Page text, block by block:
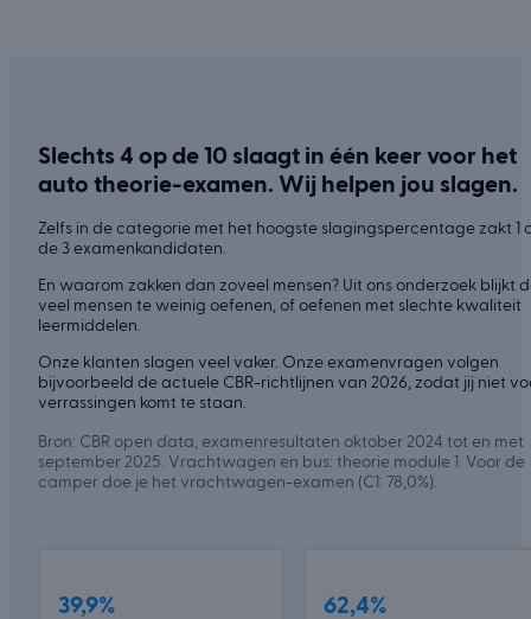
Slechts 4 op de 10 slaagt in één keer voor het
auto theorie-examen. Wij helpen jou slagen.
Zelfs in de categorie met het hoogste slagingspercentage zakt 1
de 3 examenkandidaten.
En waarom zakken dan zoveel mensen? Uit ons onderzoek blijkt
veel mensen te weinig oefenen, of oefenen met slechte kwaliteit
leermiddelen.
Onze klanten slagen veel vaker. Onze examenvragen volgen
bijvoorbeeld de actuele CBR-richtlijnen van 2026, zodat jij niet
verrassingen komt te staan.
Bron: CBR open data, examenresultaten oktober 2024 tot en met
september 2025. Vrachtwagen en bus: theorie module 1. Voor de
camper doe je het vrachtwagen-examen (C1: 78,0%).
39,9% 62,4%